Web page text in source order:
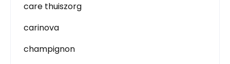
care thuiszorg
carinova
champignon